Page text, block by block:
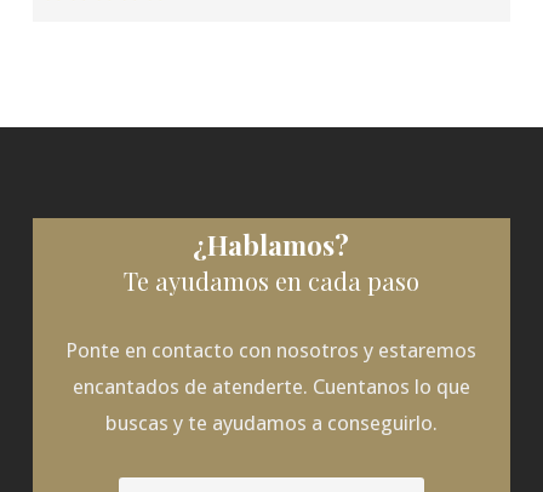
¿Hablamos?
Te ayudamos en cada paso
Ponte en contacto con nosotros y estaremos
encantados de atenderte. Cuentanos lo que
buscas y te ayudamos a conseguirlo.